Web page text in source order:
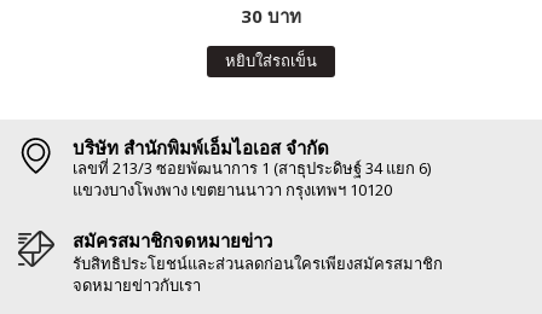
30 บาท
หยิบใส่รถเข็น
บริษัท สำนักพิมพ์เอ็มไอเอส จำกัด
เลขที่ 213/3 ซอยพัฒนาการ 1 (สาธุประดิษฐ์ 34 แยก 6)
แขวงบางโพงพาง เขตยานนาวา กรุงเทพฯ 10120
สมัครสมาชิกจดหมายข่าว
รับสิทธิประโยชน์และส่วนลดก่อนใครเพียงสมัครสมาชิก
จดหมายข่าวกับเรา